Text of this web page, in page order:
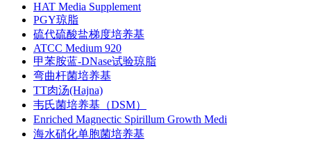
HAT Media Supplement
PGY琼脂
硫代硫酸盐梯度培养基
ATCC Medium 920
甲苯胺蓝-DNase试验琼脂
弯曲杆菌培养基
TT肉汤(Hajna)
韦氏菌培养基（DSM）
Enriched Magnectic Spirillum Growth Medi
海水硝化单胞菌培养基